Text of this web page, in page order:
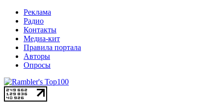
Реклама
Радио
Контакты
Медиа-кит
Правила портала
Авторы
Опросы